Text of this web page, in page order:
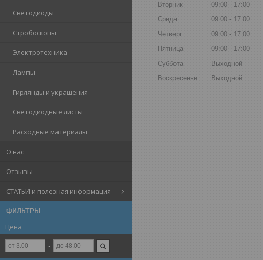
Светодиоды
Стробоскопы
Электротехника
Лампы
Гирлянды и украшения
Светодиодные листы
Расходные материалы
О нас
Отзывы
СТАТЬИ и полезная информация
ФИЛЬТРЫ
Цена
Вторник
09:00
17:00
Среда
09:00
17:00
Четверг
09:00
17:00
Пятница
09:00
17:00
Суббота
Выходной
Воскресенье
Выходной